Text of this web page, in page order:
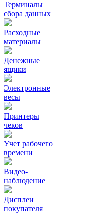
Терминалы
сбора данных
Расходные
материалы
Денежные
ящики
Электронные
весы
Принтеры
чеков
Учет рабочего
времени
Видео‑
наблюдение
Дисплеи
покупателя